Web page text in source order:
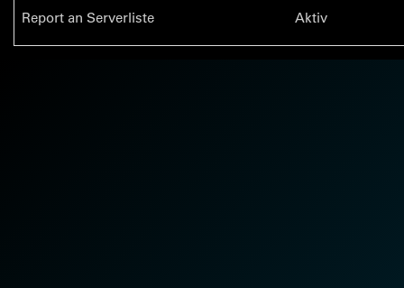
Report an Serverliste Aktiv